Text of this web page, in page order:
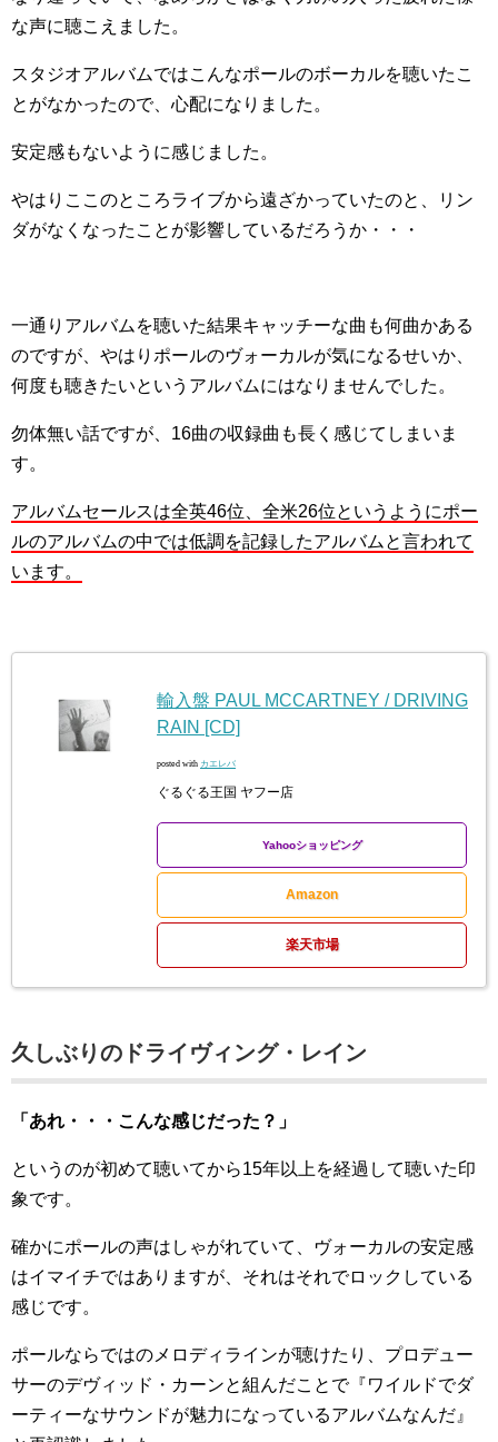
な声に聴こえました。
スタジオアルバムではこんなポールのボーカルを聴いたこ
とがなかったので、心配になりました。
安定感もないように感じました。
やはりここのところライブから遠ざかっていたのと、リン
ダがなくなったことが影響しているだろうか・・・
一通りアルバムを聴いた結果キャッチーな曲も何曲かある
のですが、やはりポールのヴォーカルが気になるせいか、
何度も聴きたいというアルバムにはなりませんでした。
勿体無い話ですが、16曲の収録曲も長く感じてしまいま
す。
アルバムセールスは全英46位、全米26位というようにポー
ルのアルバムの中では低調を記録したアルバムと言われて
います。
輸入盤 PAUL MCCARTNEY / DRIVING
RAIN [CD]
posted with カエレバ
ぐるぐる王国 ヤフー店
Yahooショッピング
Amazon
楽天市場
久しぶりのドライヴィング・レイン
「あれ・・・こんな感じだった？」
というのが初めて聴いてから15年以上を経過して聴いた印
象です。
確かにポールの声はしゃがれていて、ヴォーカルの安定感
はイマイチではありますが、それはそれでロックしている
感じです。
ポールならではのメロディラインが聴けたり、プロデュー
サーのデヴィッド・カーンと組んだことで『ワイルドでダ
ーティーなサウンドが魅力になっているアルバムなんだ』